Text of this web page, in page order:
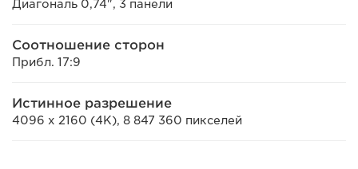
Диагональ 0,74", 3 панели
Соотношение сторон
Прибл. 17:9
Истинное разрешение
4096 x 2160 (4K), 8 847 360 пикселей